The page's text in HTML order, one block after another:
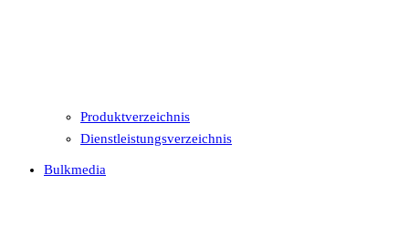
Produktverzeichnis
Dienstleistungsverzeichnis
Bulkmedia